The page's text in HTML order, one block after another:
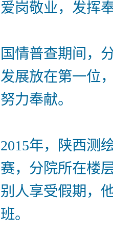
爱岗敬业，发挥
国情普查期间，
发展放在第一位
努力奉献。
2015年，陕西测
赛，分院所在楼
别人享受假期，
班。